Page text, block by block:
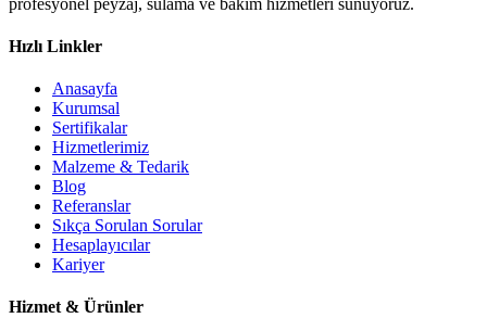
Hızlı Linkler
Anasayfa
Kurumsal
Sertifikalar
Hizmetlerimiz
Malzeme & Tedarik
Blog
Referanslar
Sıkça Sorulan Sorular
Hesaplayıcılar
Kariyer
Hizmet & Ürünler